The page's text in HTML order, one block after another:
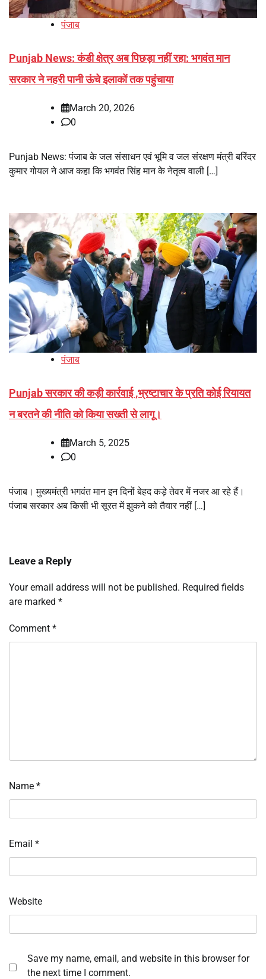
पंजाब
Punjab News: कंडी क्षेत्र अब पिछड़ा नहीं रहा: भगवंत मान
सरकार ने नहरी पानी ऊंचे इलाकों तक पहुंचाया
March 20, 2026
0
Punjab News: पंजाब के जल संसाधन एवं भूमि व जल संरक्षण मंत्री बरिंदर
कुमार गोयल ने आज कहा कि भगवंत सिंह मान के नेतृत्व वाली […]
पंजाब
Punjab सरकार की कड़ी कार्रवाई ,भ्रष्टाचार के प्रति कोई रियायत
न बरतने की नीति को किया सख्ती से लागू।
March 5, 2025
0
पंजाब। मुख्यमंत्री भगवंत मान इन दिनों बेहद कड़े तेवर में नजर आ रहे हैं।
पंजाब सरकार अब किसी भी सूरत में झुकने को तैयार नहीं […]
Leave a Reply
Your email address will not be published. Required fields
are marked *
Comment *
Name *
Email *
Website
Save my name, email, and website in this browser for
the next time I comment.